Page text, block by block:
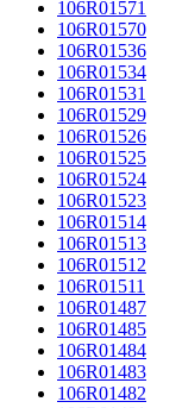
106R01571
106R01570
106R01536
106R01534
106R01531
106R01529
106R01526
106R01525
106R01524
106R01523
106R01514
106R01513
106R01512
106R01511
106R01487
106R01485
106R01484
106R01483
106R01482